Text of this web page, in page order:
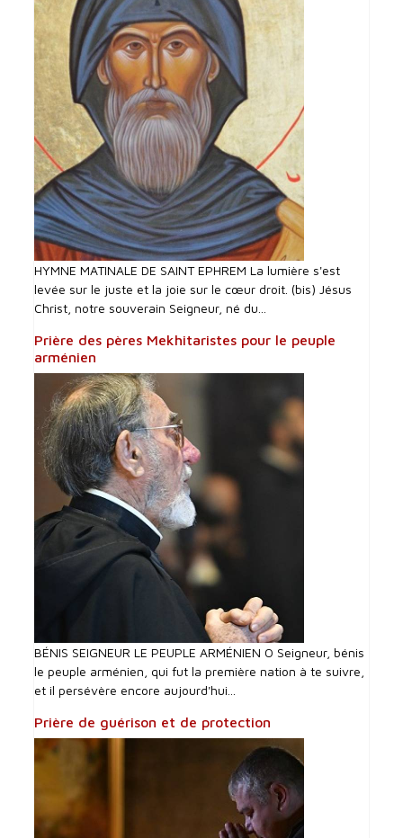
HYMNE MATINALE DE SAINT EPHREM La lumière s'est
levée sur le juste et la joie sur le cœur droit. (bis) Jésus
Christ, notre souverain Seigneur, né du...
Prière des pères Mekhitaristes pour le peuple
arménien
BÉNIS SEIGNEUR LE PEUPLE ARMÉNIEN O Seigneur, bénis
le peuple arménien, qui fut la première nation à te suivre,
et il persévère encore aujourd'hui...
Prière de guérison et de protection